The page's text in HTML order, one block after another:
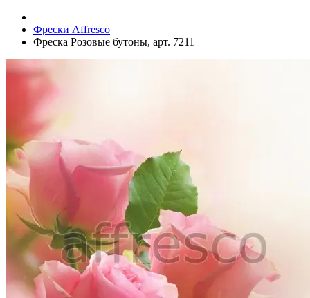
Фрески Affresco
Фреска Розовые бутоны, арт. 7211